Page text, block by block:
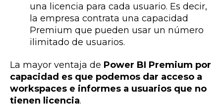
una licencia para cada usuario. Es decir,
la empresa contrata una capacidad
Premium que pueden usar un número
ilimitado de usuarios.
La mayor ventaja de Power BI Premium por
capacidad es que podemos dar acceso a
workspaces e informes a usuarios que no
tienen licencia.